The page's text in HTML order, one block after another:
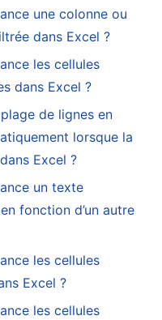
une colonne ou
dans Excel ?
les cellules
dans Excel ?
de lignes en
lorsque la
Excel ?
un texte
fonction d’un autre
les cellules
Excel ?
les cellules